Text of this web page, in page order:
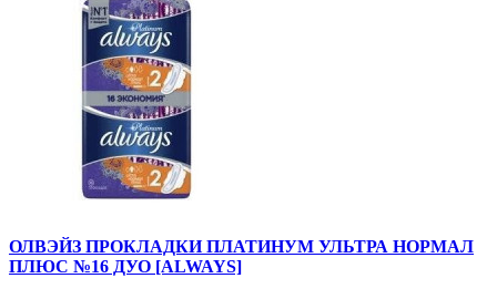
ОЛВЭЙЗ ПРОКЛАДКИ ПЛАТИНУМ УЛЬТРА НОРМАЛ
ПЛЮС №16 ДУО [ALWAYS]